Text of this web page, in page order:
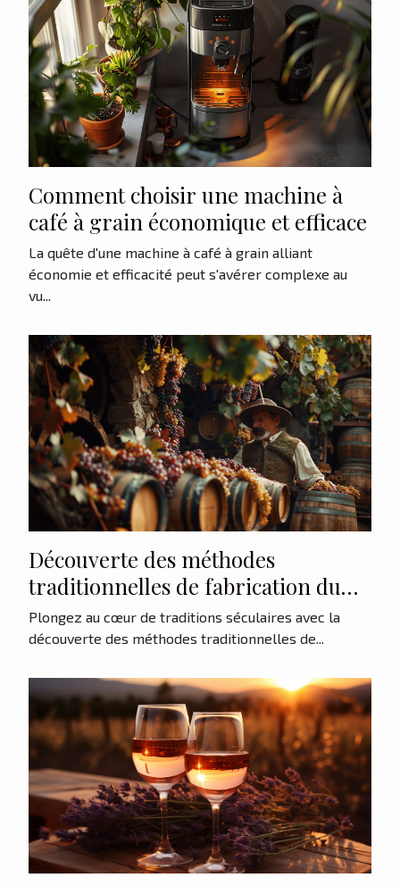
Comment choisir une machine à
café à grain économique et efficace
La quête d'une machine à café à grain alliant
économie et efficacité peut s'avérer complexe au
vu...
Découverte des méthodes
traditionnelles de fabrication du
vin
Plongez au cœur de traditions séculaires avec la
découverte des méthodes traditionnelles de...